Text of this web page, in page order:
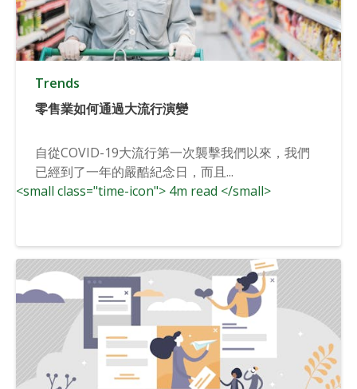
Trends
零售業如何通過大流行演變
自從COVID-19大流行第一次襲擊我們以來，我們
已經到了一年的嚴酷紀念日，而且...
<small class="time-icon"> 4m read </small>